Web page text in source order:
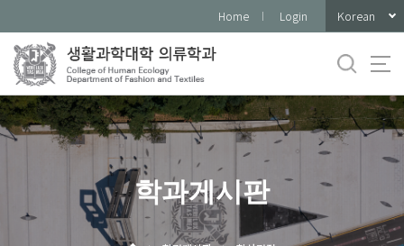
로
메
뉴
Home Login Korean
학과게시판